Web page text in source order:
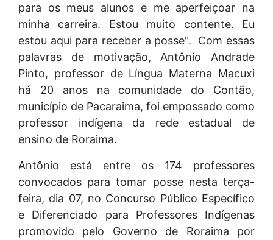
para os meus alunos e me aperfeiçoar na
minha carreira. Estou muito contente. Eu
estou aqui para receber a posse". Com essas
palavras de motivação, Antônio Andrade
Pinto, professor de Língua Materna Macuxi
há 20 anos na comunidade do Contão,
município de Pacaraima, foi empossado como
professor indígena da rede estadual de
ensino de Roraima.
Antônio está entre os 174 professores
convocados para tomar posse nesta terça-
feira, dia 07, no Concurso Público Específico
e Diferenciado para Professores Indígenas
promovido pelo Governo de Roraima por